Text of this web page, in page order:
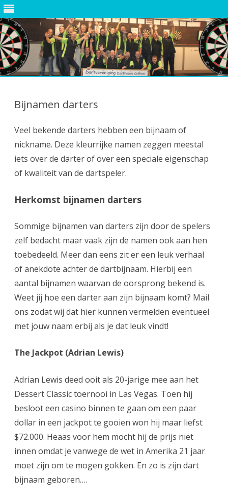
Bijnamen darters
Veel bekende darters hebben een bijnaam of
nickname. Deze kleurrijke namen zeggen meestal
iets over de darter of over een speciale eigenschap
of kwaliteit van de dartspeler.
Herkomst bijnamen darters
Sommige bijnamen van darters zijn door de spelers
zelf bedacht maar vaak zijn de namen ook aan hen
toebedeeld. Meer dan eens zit er een leuk verhaal
of anekdote achter de dartbijnaam. Hierbij een
aantal bijnamen waarvan de oorsprong bekend is.
Weet jij hoe een darter aan zijn bijnaam komt? Mail
ons zodat wij dat hier kunnen vermelden eventueel
met jouw naam erbij als je dat leuk vindt!
The Jackpot (Adrian Lewis)
Adrian Lewis deed ooit als 20-jarige mee aan het
Dessert Classic toernooi in Las Vegas. Toen hij
besloot een casino binnen te gaan om een paar
dollar in een jackpot te gooien won hij maar liefst
$72.000. Heaas voor hem mocht hij de prijs niet
innen omdat je vanwege de wet in Amerika 21 jaar
moet zijn om te mogen gokken. En zo is zijn dart
bijnaam geboren….